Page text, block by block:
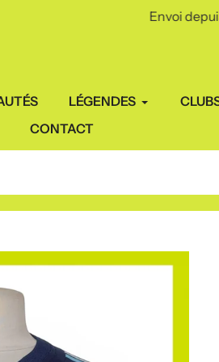
Envoi depuis la
LÉGENDES
CONTACT